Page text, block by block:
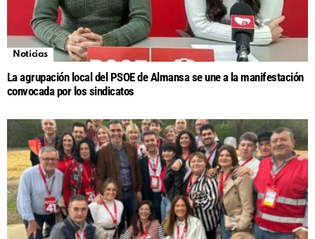
Noticias
La agrupación local del PSOE de Almansa se une a la manifestación
convocada por los sindicatos